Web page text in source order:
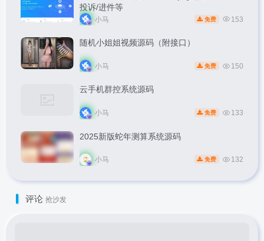
投诉/进件等
小马 免费 153
随机小姐姐视频源码（附接口）
小马 免费 150
云手机群控系统源码
小马 免费 133
2025新版蛇年测算系统源码
小马 免费 132
评论 抢沙发